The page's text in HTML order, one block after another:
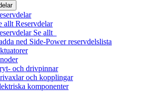
allt Reservdelar
Se allt
ned Side-Power reservdelslista
och drivpinnar
och kopplingar
komponenter